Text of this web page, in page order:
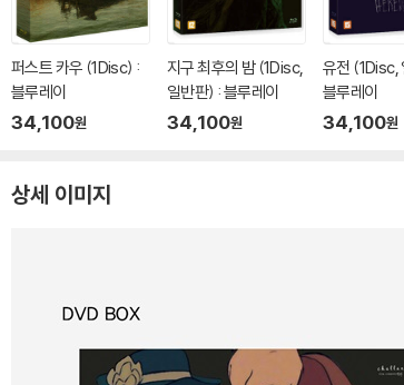
퍼스트 카우 (1Disc) :
블루레이
34,100원
지구 최후의 밤 (1Disc,
일반판) : 블루레이
34,100원
유전 (1Disc,
블루레이
34,100원
상세 이미지